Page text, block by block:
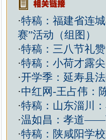
·特稿：福建省连
赛”活动（组图）
·特稿：三八节礼赞
·特稿：小荷才露尖
·开学季：延寿县
·中红网-王占伟：
·特稿：山东淄川
·温如昌：孝道——
·特稿：陕咸阳学